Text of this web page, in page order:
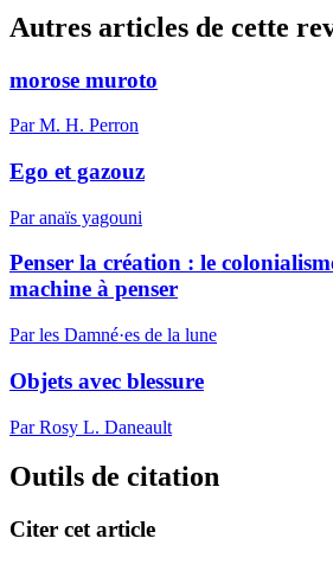
Autres articles de cette
morose muroto
Par M. H. Perron
Ego et gazouz
Par anaïs yagouni
Penser la création : le
machine à penser
Par les Damné·es de la lune
Objets avec blessure
Par Rosy L. Daneault
Outils de citation
Citer cet article